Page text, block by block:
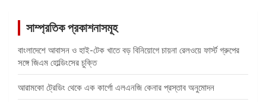
সাম্প্রতিক প্রকাশনাসমূহ
বাংলাদেশে আবাসন ও হাই-টেক খাতে বড় বিনিয়োগে চায়না রেলওয়ে ফার্স্ট গ্রুপের
সঙ্গে জিএম হোল্ডিংসের চুক্তি
আরামকো ট্রেডিং থেকে এক কার্গো এলএনজি কেনার প্রস্তাব অনুমোদন